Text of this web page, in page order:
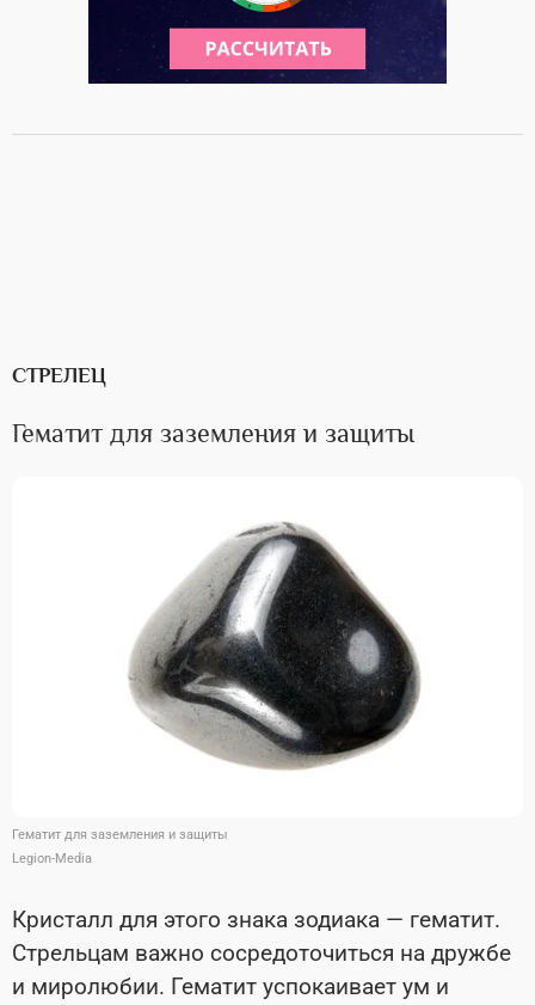
СТРЕЛЕЦ
Гематит для заземления и защиты
Гематит для заземления и защиты
Legion-Media
Кристалл для этого знака зодиака — гематит.
Стрельцам важно сосредоточиться на дружбе
и миролюбии. Гематит успокаивает ум и